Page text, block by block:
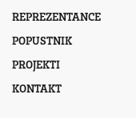
REPREZENTANCE
POPUSTNIK
PROJEKTI
KONTAKT